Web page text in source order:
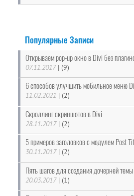
Популярные Записи
Открываем pop-up окно в Divi без
07.11.2017| (9)
6 способов улучшить мобильное меню
11.02.2021 | (2)
Скроллинг скриншотов в Divi
28.11.2017| (2)
5 примеров заголовков с модулем Post
30.11.2017| (2)
Пять шагов для создания дочерней
20.03.2017| (1)